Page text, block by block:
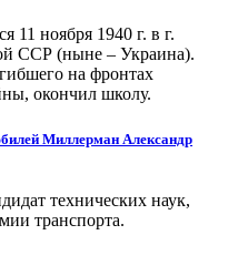
11 ноября 1940 г. в г.
ССР (ныне – Украина).
на фронтах
окончил школу.
Миллерман Александр
технических наук,
транспорта.